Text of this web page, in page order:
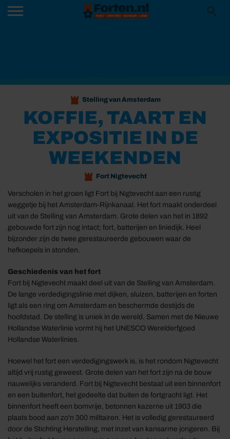
Stelling van Amsterdam
KOFFIE, TAART EN
EXPOSITIE IN DE
WEEKENDEN
Fort Nigtevecht
Verscholen in het groen ligt Fort bij Nigtevecht aan een rustig
weggetje bij het Amsterdam-Rijnkanaal. Het fort maakt onderdeel
uit van de Stelling van Amsterdam. Grote delen van het in 1892
gebouwde fort zijn nog intact; fort, batterijen en liniedijk. Heel
bijzonder zijn de twee gerestaureerde gebouwen waar de
hefkoepels in stonden.
Geschiedenis van het fort
Fort bij Nigtevecht maakt deel uit van de Stelling van Amsterdam.
De lange verdedigingslinie met dijken, sluizen, batterijen en forten
ligt als een ring om Amsterdam en beschermde destijds de
hoofdstad. De stelling is uniek in de wereld. Samen met de Nieuwe
Hollandse Waterlinie vormt hij het UNESCO Werelderfgoed
Hollandse Waterlinies.
Hoewel het fort een verdedigingswerk is, is het rondom Nigtevecht
altijd vrij rustig geweest. Grote delen van het fort zijn na de bouw
nauwelijks veranderd. Fort bij Nigtevecht bestaat uit een binnenfort
en een buitenfort, het gedeelte dat buiten de fortgracht ligt. Het
binnenfort heeft een bomvrije, betonnen kazerne uit 1903 die
plaats bood aan zo'n 300 militairen. Het is volledig gerestaureerd
door de Stichting Herstelling, met inzet van kansarme jongeren. Bij